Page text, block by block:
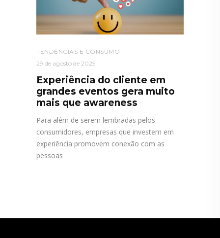
TENDÊNCIAS E CONSUMO
29 de agosto de 2025
Experiência do cliente em
grandes eventos gera muito
mais que awareness
Para além de serem lembradas pelos
consumidores, empresas que investem em
experiência promovem conexão com as
pessoas